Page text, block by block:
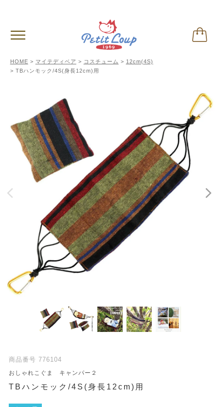
HOME マイテディベア コスチューム
12cm(4S)
TBハンモック/4S(身長12cm)用
商品番号 776104
おしゃれこぐま キャンパー２
TBハンモック/4S(身長12cm)用